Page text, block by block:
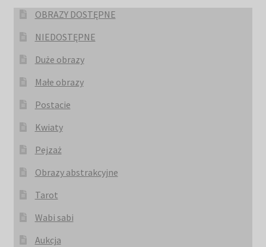
OBRAZY DOSTĘPNE
NIEDOSTĘPNE
Duże obrazy
Małe obrazy
Postacie
Kwiaty
Pejzaż
Obrazy abstrakcyjne
Tarot
Wabi sabi
Aukcja